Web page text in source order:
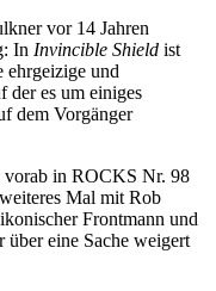
vor 14 Jahren
In Invincible Shield ist
ehrgeizige und
der es um einiges
dem Vorgänger
vorab in ROCKS Nr. 98
Mal mit Rob
Frontmann und
eine Sache weigert